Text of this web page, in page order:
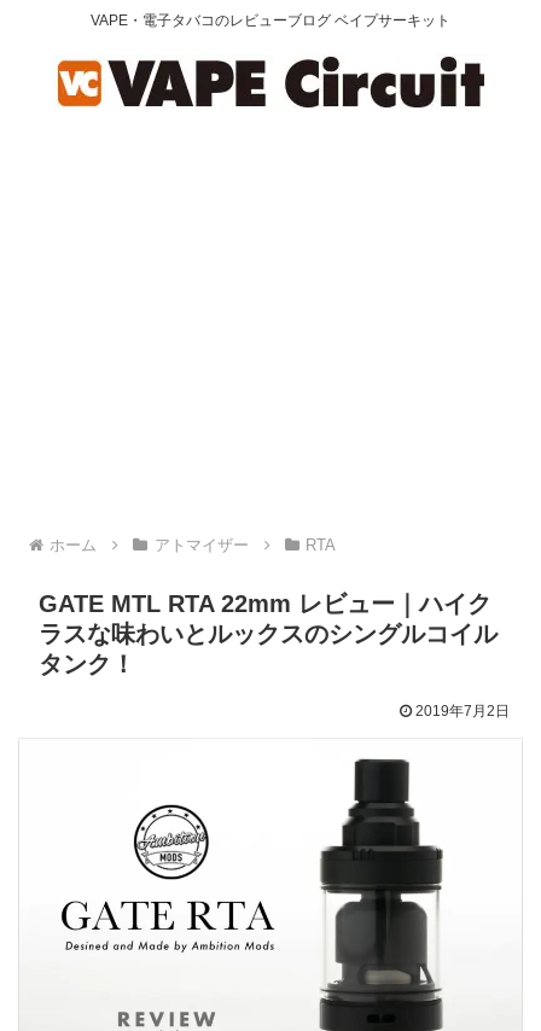
VAPE・電子タバコのレビューブログ ベイプサーキット
ホーム アトマイザー RTA
GATE MTL RTA 22mm レビュー｜ハイク
ラスな味わいとルックスのシングルコイル
タンク！
2019年7月2日